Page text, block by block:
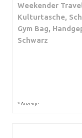
Weekender
Kulturtasche,
Gym Bag,
Schwarz
* Anzeige